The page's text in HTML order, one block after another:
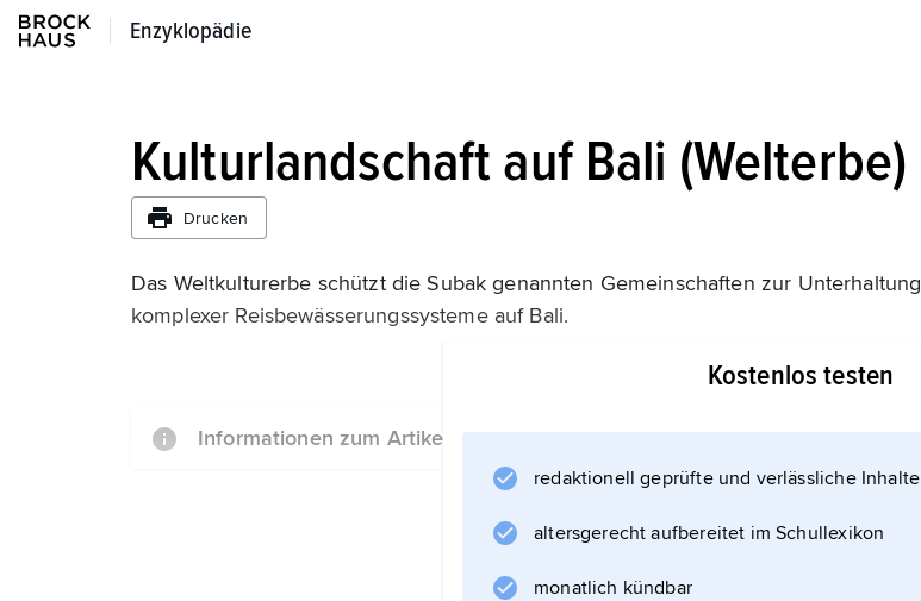
Enzyklopädie
Enzyklopädie
Kulturlandschaft auf Bali (Welterbe)
Drucken
Das Weltkulturerbe schützt die Subak genannten Gemeinschaften zur Unterhaltung
komplexer Reisbewässerungssysteme auf Bali.
Informationen zum Artikel
Kostenlos testen
redaktionell geprüfte und verlässliche Inhalte
altersgerecht aufbereitet im Schullexikon
monatlich kündbar